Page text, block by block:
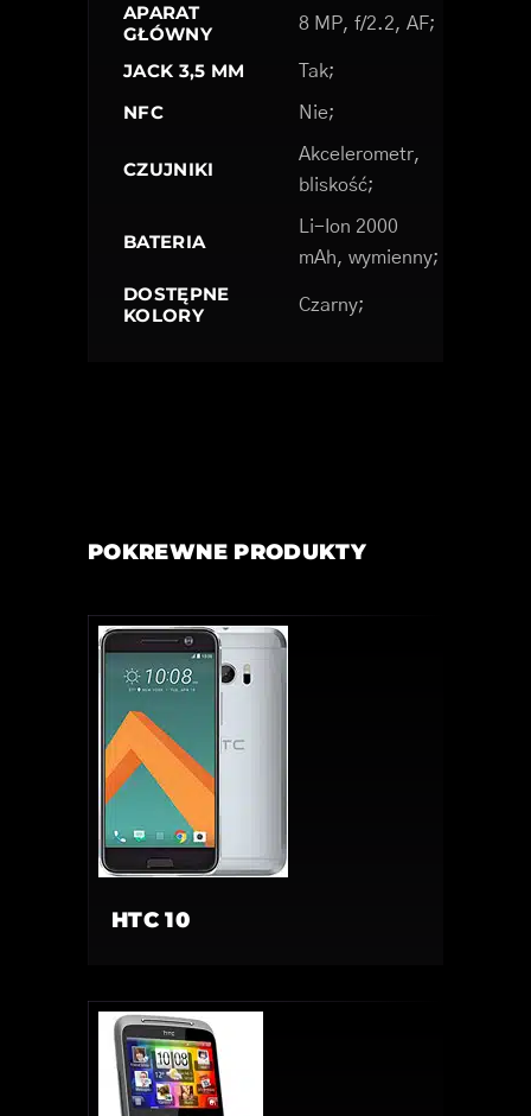
APARAT
GŁÓWNY
8 MP, f/2.2, AF;
JACK 3,5 MM Tak;
NFC Nie;
CZUJNIKI
Akcelerometr,
bliskość;
BATERIA
Li-Ion 2000
mAh, wymienny;
DOSTĘPNE
KOLORY
Czarny;
POKREWNE PRODUKTY
HTC 10